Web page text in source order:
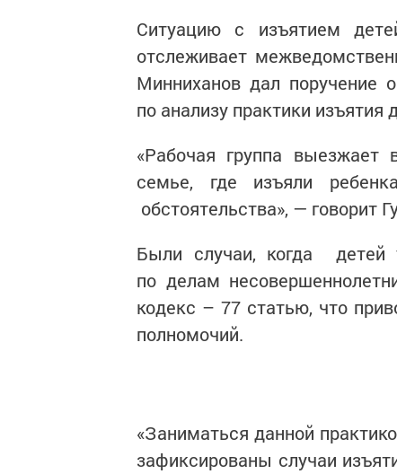
Ситуацию с изъятием
отслеживает
Минниханов дал поручение
по анализу практики изъятия
«Рабочая группа
семье, где изъяли
обстоятельства», — говорит
Были случаи, когда детей
по делам
кодекс – 77 статью, что
полномочий.
«Заниматься данной
зафиксированы случаи